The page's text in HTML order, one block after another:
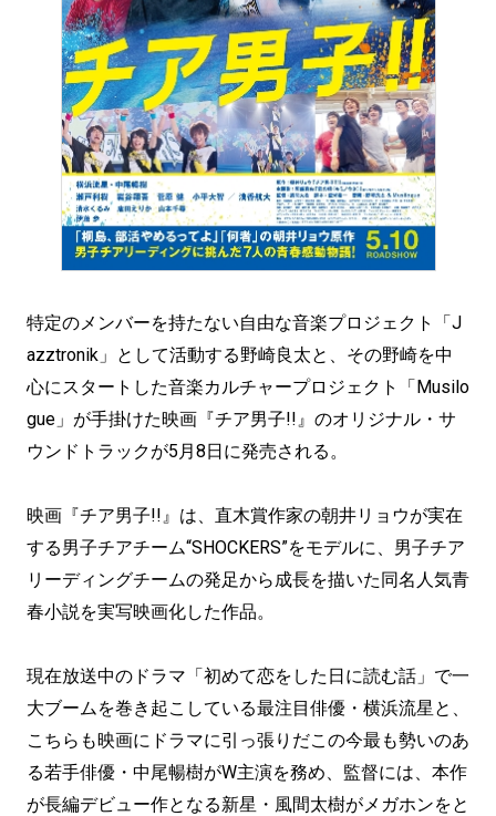
特定のメンバーを持たない自由な音楽プロジェクト「J
azztronik」として活動する野崎良太と、その野崎を中
心にスタートした音楽カルチャープロジェクト「Musilo
gue」が手掛けた映画『チア男子!!』のオリジナル・サ
ウンドトラックが5月8日に発売される。
映画『チア男子!!』は、直木賞作家の朝井リョウが実在
する男子チアチーム“SHOCKERS”をモデルに、男子チア
リーディングチームの発足から成長を描いた同名人気青
春小説を実写映画化した作品。
現在放送中のドラマ「初めて恋をした日に読む話」で一
大ブームを巻き起こしている最注目俳優・横浜流星と、
こちらも映画にドラマに引っ張りだこの今最も勢いのあ
る若手俳優・中尾暢樹がW主演を務め、監督には、本作
が長編デビュー作となる新星・風間太樹がメガホンをと